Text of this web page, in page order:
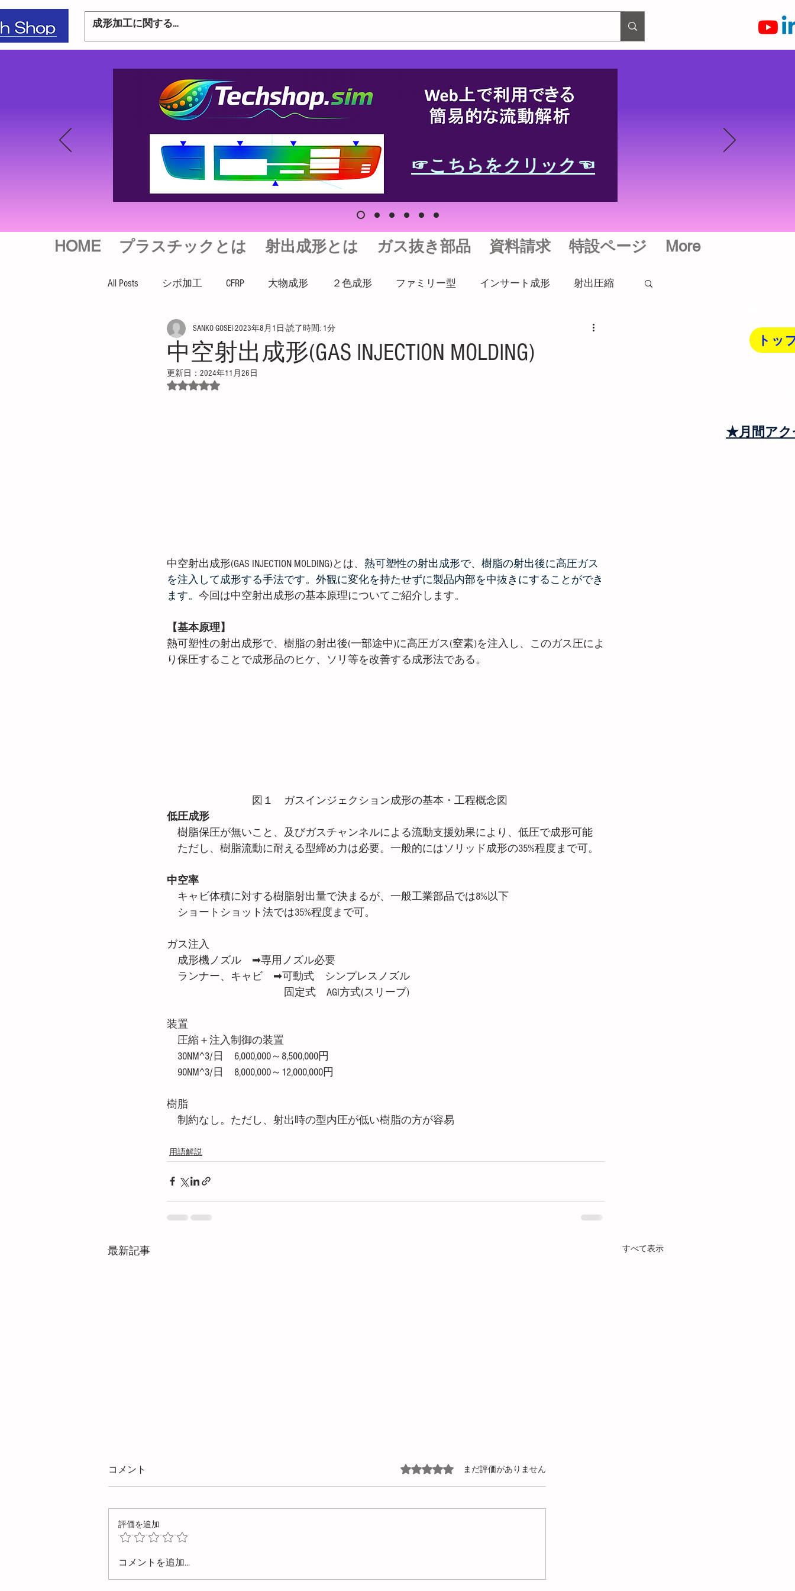
☞こちらをクリック☜
HOME プラスチックとは 射出成形とは ガス抜き部品 資料請求 特設ページ More
All Posts シボ加工 CFRP 大物成形 ２色成形 ファミリー型 インサート成形 射出圧縮
ハイサイクル 高外観成形 打ち抜き成形
ガス焼け プレッシャーマーク
中空射出成形(GAS INJECTION MOLDING)
SANKO GOSEI 2023年8月1日 読了時間: 1分
更新日： 2024年11月26日
5つ星のうちNaNと評価されています。
中空射出成形(GAS INJECTION MOLDING)とは、 熱可塑性の射出成形で、樹脂の射出後に高圧ガス
を注入して成形する手法です。外観に変化を持たせずに製品内部を中抜きにすることができ
ます。 今回は中空射出成形の基本原理についてご紹介します。
【基本原理】
熱可塑性の射出成形で、樹脂の射出後(一部途中)に高圧ガス(窒素)を注入し、このガス圧によ
り保圧することで成形品のヒケ、ソリ等を改善する成形法である。
図１　ガスインジェクション成形の基本・工程概念図
低圧成形
樹脂保圧が無いこと、及びガスチャンネルによる流動支援効果により、低圧で成形可能
ただし、樹脂流動に耐える型締め力は必要。一般的にはソリッド成形の35%程度まで可。
中空率
キャビ体積に対する樹脂射出量で決まるが、一般工業部品では8%以下
ショートショット法では35%程度まで可。
ガス注入
成形機ノズル　➡専用ノズル必要
ランナー、キャビ　➡可動式　シンプレスノズル
固定式　AGI方式(スリーブ)
装置
圧縮＋注入制御の装置
30NM^3/日　6,000,000～8,500,000円
90NM^3/日　8,000,000～12,000,000円
樹脂
制約なし。ただし、射出時の型内圧が低い樹脂の方が容易
用語解説
最新記事 すべて表示
不良対策：ソリやヒケの低減
コメント 5つ星のうち0と評価されています。
まだ評価がありません
評価を追加
コメントを追加…
トッ
★月間ア